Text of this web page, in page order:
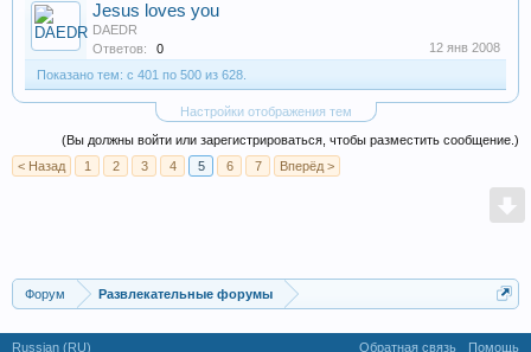
Jesus loves you
DAEDR
Ответов:
0
12 янв 2008
Показано тем: с 401 по 500 из 628.
Настройки отображения тем
(Вы должны войти или зарегистрироваться, чтобы разместить сообщение.)
< Назад
1 2 3 4 5 6 7 Вперёд >
Форум Развлекательные форумы
Russian (RU) Обратная связь Помощь